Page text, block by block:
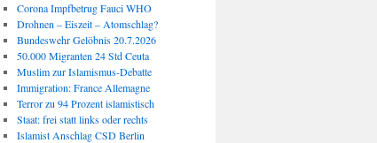
Corona Impfbetrug Fauci WHO
Drohnen – Eiszeit – Atomschlag?
Bundeswehr Gelöbnis 20.7.2026
50.000 Migranten 24 Std Ceuta
Muslim zur Islamismus-Debatte
Immigration: France Allemagne
Terror zu 94 Prozent islamistisch
Staat: frei statt links oder rechts
Islamist Anschlag CSD Berlin